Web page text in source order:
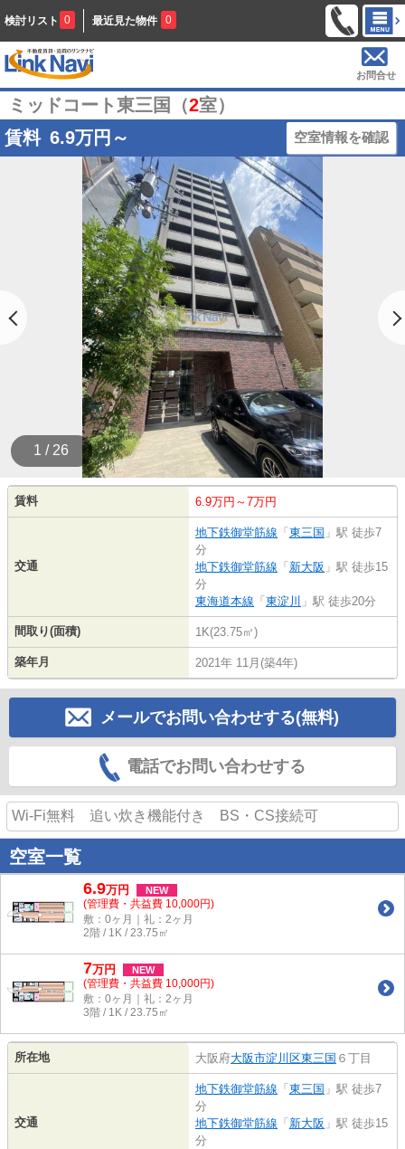
検討リスト 0 最近見た物件 0
お問合せ
ミッドコート東三国（2室）
賃料 6.9万円～ 空室情報を確認
1 / 26
賃料 6.9万円～7万円
交通
地下鉄御堂筋線 「 東三国 」駅 徒歩7
分
地下鉄御堂筋線 「 新大阪 」駅 徒歩15
分
東海道本線 「 東淀川 」駅 徒歩20分
間取り(面積) 1K(23.75㎡)
築年月 2021年 11月(築4年)
メールでお問い合わせする(無料)
電話でお問い合わせする
Wi-Fi無料 追い炊き機能付き BS・CS接続可
空室一覧
6.9万円 NEW
(管理費・共益費 10,000円)
敷：0ヶ月｜礼：2ヶ月
2階 / 1K / 23.75㎡
7万円 NEW
(管理費・共益費 10,000円)
敷：0ヶ月｜礼：2ヶ月
3階 / 1K / 23.75㎡
所在地 大阪府大阪市淀川区東三国 ６丁目
交通
地下鉄御堂筋線 「 東三国 」駅 徒歩7
分
地下鉄御堂筋線 「 新大阪 」駅 徒歩15
分